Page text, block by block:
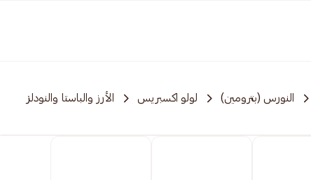
النورس (بترومين) لولو اكسبريس الأرز والباستا والنودلز